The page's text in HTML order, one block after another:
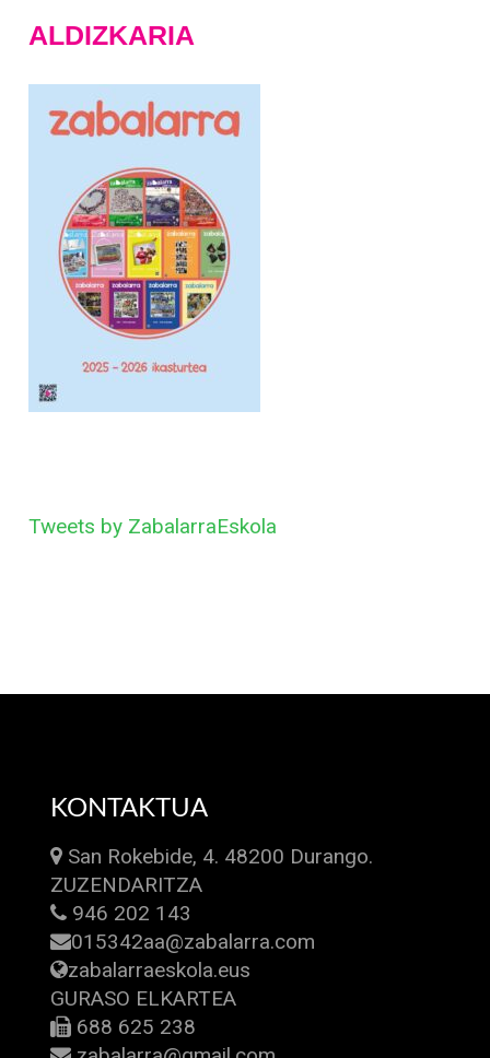
ALDIZKARIA
Tweets by ZabalarraEskola
KONTAKTUA
San Rokebide, 4. 48200 Durango.
ZUZENDARITZA
946 202 143
015342aa@zabalarra.com
zabalarraeskola.eus
GURASO ELKARTEA
688 625 238